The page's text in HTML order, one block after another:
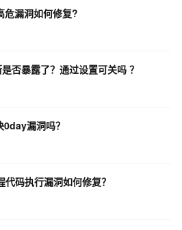
危漏洞如何修复?
否暴露了？通过设置可关吗 ？
漏洞吗？
码执行漏洞如何修复？